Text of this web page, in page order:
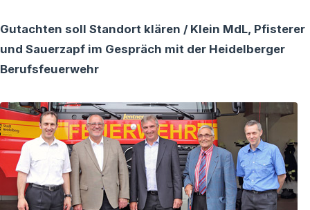
Gutachten soll Standort klären / Klein MdL, Pfisterer
und Sauerzapf im Gespräch mit der Heidelberger
Berufsfeuerwehr